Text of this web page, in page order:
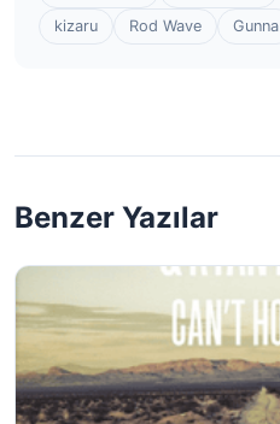
kizaru
Rod Wave Gunna
Benzer Yazılar